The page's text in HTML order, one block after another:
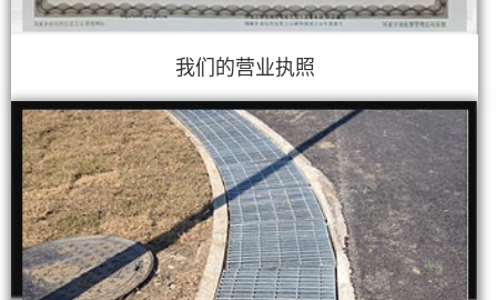
我们的营业执照